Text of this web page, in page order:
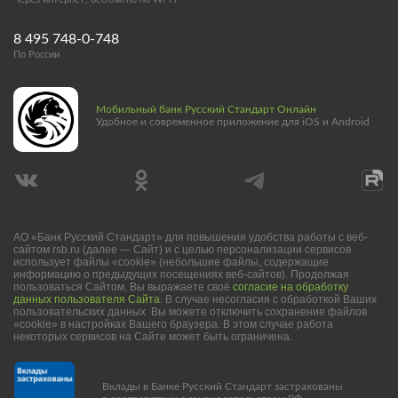
8 495 748-0-748
По России
Мобильный банк Русский Стандарт Онлайн
Удобное и современное приложение для iOS и Android
АО «Банк Русский Стандарт» для повышения удобства работы с веб-
сайтом rsb.ru (далее — Сайт) и с целью персонализации сервисов
использует файлы «cookie» (небольшие файлы, содержащие
информацию о предыдущих посещениях веб-сайтов). Продолжая
пользоваться Сайтом, Вы выражаете своё согласие на обработку
данных пользователя Сайта. В случае несогласия с обработкой Ваших
пользовательских данных Вы можете отключить сохранение файлов
«cookie» в настройках Вашего браузера. В этом случае работа
некоторых сервисов на Сайте может быть ограничена.
Вклады в Банке Русский Стандарт застрахованы